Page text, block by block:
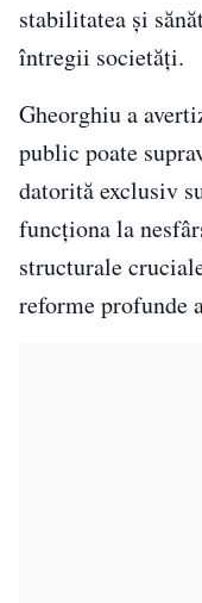
stabilitatea și
întregii societăți.
Gheorghiu a
public poate
datorită exclusiv
funcționa la
structurale
reforme profunde